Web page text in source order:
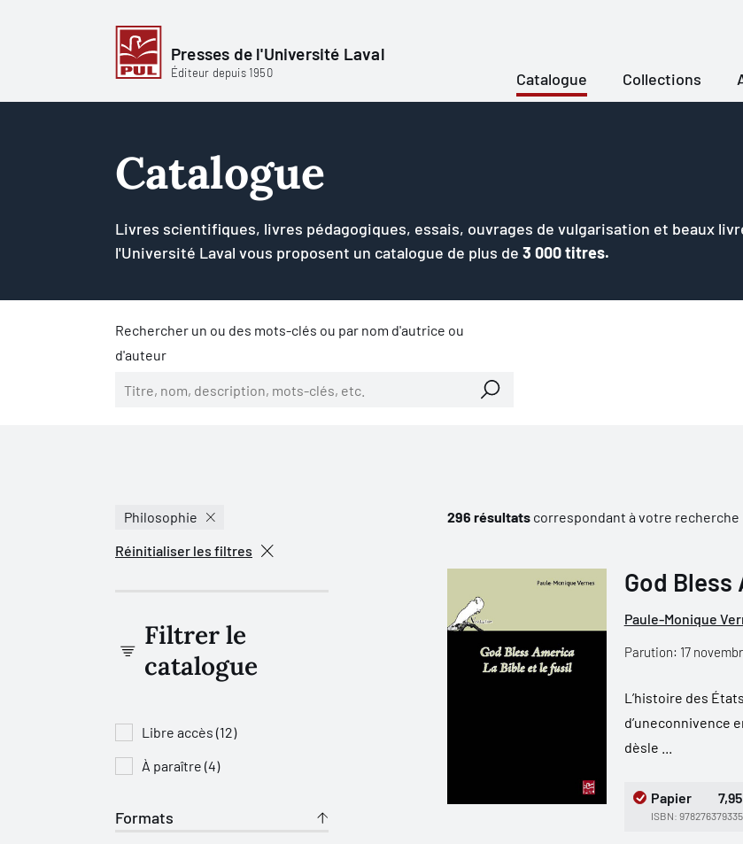
Presses de l'Université Laval
Éditeur depuis 1950 Catalogue Collections
Catalogue
Livres scientifiques, livres pédagogiques, essais, ouvrages de vulgarisation et beaux
l'Université Laval vous proposent un catalogue de plus de 3 000 titres.
Rechercher un ou des mots-clés ou par nom d'autrice ou
d'auteur
Philosophie
Réinitialiser les filtres
Filtrer le
catalogue
Libre accès (12)
À paraître (4)
Formats
296 résultatscorrespondant à votre recherche
God
Paule-Monique
Parution: 17
L’histoire des
d’uneconnivence
dèsle ...
Papier
ISBN: